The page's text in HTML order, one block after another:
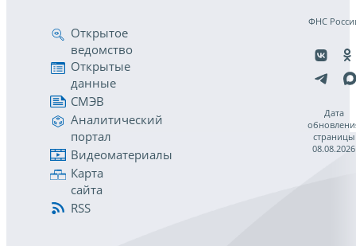
Открытое
ведомство
Открытые
данные
СМЭВ
Аналитический
портал
Видеоматериалы
Карта
сайта
RSS
ФНС
Дата
страницы
08.08.2026